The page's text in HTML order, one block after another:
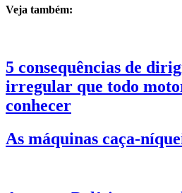
Veja também:
5 consequências de
irregular que todo
conhecer
As máquinas caça-